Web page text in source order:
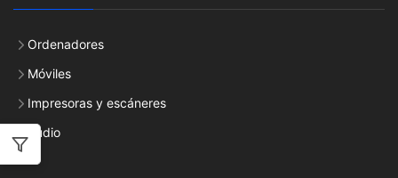
Ordenadores
Móviles
Impresoras y escáneres
Audio